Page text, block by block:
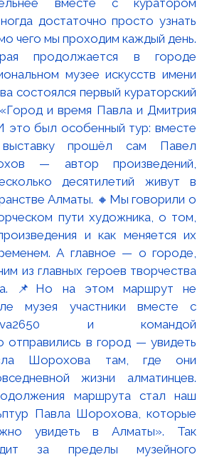
продолжается в городе
музее искусств имени
состоялся первый кураторский
и время Павла и Дмитрия
был особенный тур: вместе
прошёл сам Павел
— автор произведений,
десятилетий живут в
Алматы. 🔸Мы говорили о
пути художника, о том,
и как меняется их
А главное — о городе,
из главных героев творчества
📌Но на этом маршрут не
музея участники вместе с
и командой
отправились в город — увидеть
Шорохова там, где они
жизни алматинцев.
маршрута стал наш
Павла Шорохова, которые
увидеть в Алматы». Так
за пределы музейного